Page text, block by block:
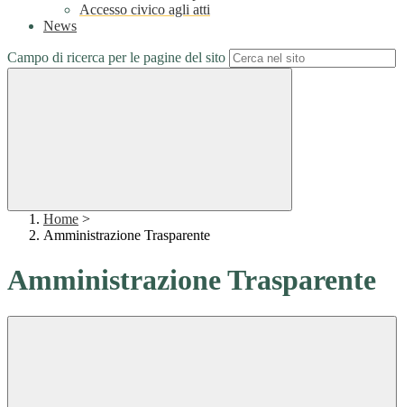
Accesso civico agli atti
News
Campo di ricerca per le pagine del sito
Home >
Amministrazione Trasparente
Amministrazione Trasparente